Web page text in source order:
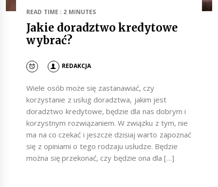
READ TIME : 2 MINUTES
Jakie doradztwo kredytowe
wybrać?
REDAKCJA
Wiele osób może się zastanawiać, czy
korzystanie z usług doradztwa, jakim jest
doradztwo kredytowe, będzie dla nas dobrym i
korzystnym rozwiązaniem. W związku z tym, nie
ma na co czekać i jeszcze dzisiaj warto zapoznać
się z opiniami o tego rodzaju usłudze. Będzie
można się przekonać, czy będzie ona dla […]